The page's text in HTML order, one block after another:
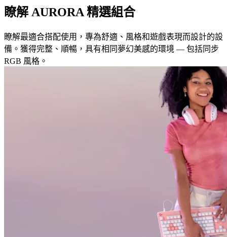
瞭解 AURORA 精選組合
瞭解最適合搭配使用，專為舒適、風格和遊戲表現而設計的設
備。獲得完整、順暢，具有相同夢幻美感的環境 — 包括同步
RGB 風格。